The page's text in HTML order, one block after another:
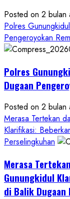
Posted on 2 bulan
Polres
Pengeroyokan
Polres
Dugaan
Posted on 2 bulan
Merasa Tertekan
Klarifikasi:
Perselingkuhan
Merasa
Gunungkidul
di Balik